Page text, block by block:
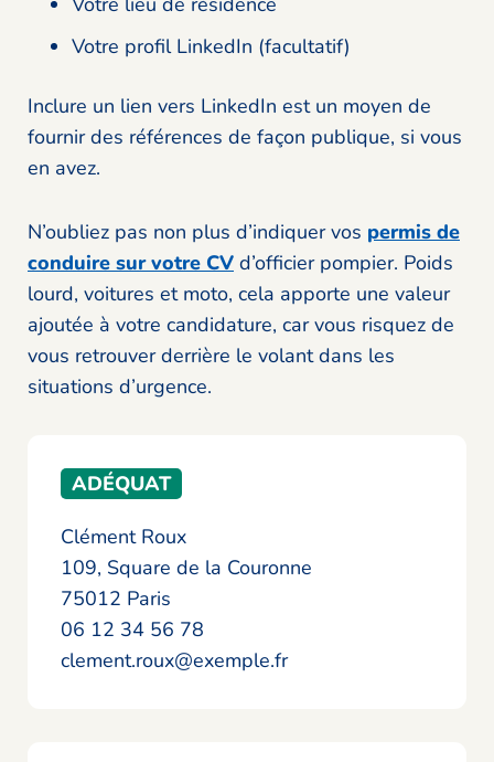
Votre profil LinkedIn (facultatif)
Inclure un lien vers LinkedIn est un moyen de
fournir des références de façon publique, si vous
en avez.
N’oubliez pas non plus d’indiquer vos permis de
conduire sur votre CV d’officier pompier. Poids
lourd, voitures et moto, cela apporte une valeur
ajoutée à votre candidature, car vous risquez de
vous retrouver derrière le volant dans les
situations d’urgence.
ADÉQUAT
Clément Roux
109, Square de la Couronne
75012 Paris
06 12 34 56 78
clement.roux@exemple.fr